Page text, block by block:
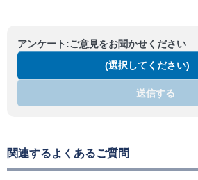
アンケート:ご意見をお聞かせください
(選択してください)
送信する
関連するよくあるご質問